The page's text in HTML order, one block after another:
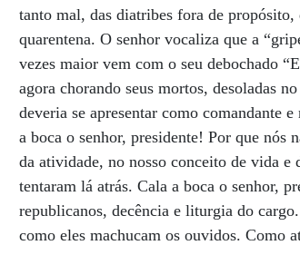
tanto mal, das diatribes fora de propósito,
quarentena. O senhor vocaliza que a
vezes maior vem com o seu debochado
agora chorando seus mortos, desoladas
deveria se apresentar como comandante
a boca o senhor, presidente! Por que nós
da atividade, no nosso conceito de vida e
tentaram lá atrás. Cala a boca o senhor,
republicanos, decência e liturgia do
como eles machucam os ouvidos. Como